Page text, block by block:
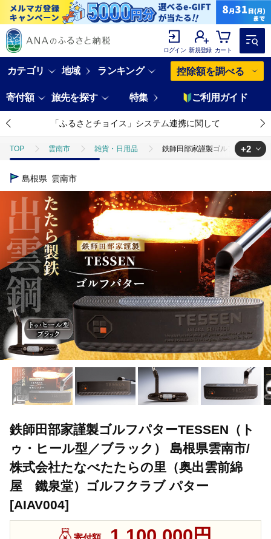
ログイン 新規登録 カート
カテゴリ 地域 ランキング 控除額を調べる
寄付額 旅先を探す 特集 ご利用ガイド
「ふるさとチョイス」システム連携に関して
TOP 雲南市 雑貨・日用品 鉄師田部家謹製ゴルフパター
TOP
TOP ファッション 鉄師田部家謹製ゴルフパターTESSEN（トゥ
+2
島根県 雲南市
鉄師田部家謹製ゴルフパターTESSEN（ト
ゥ・ヒール型／ブラック） 島根県雲南市/
株式会社たなべたたらの里（奥出雲前綿
屋 鐵泉堂）ゴルフクラブ パター
[AIAV004]